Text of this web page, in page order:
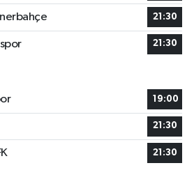
21:30
21:30
19:00
21:30
21:30